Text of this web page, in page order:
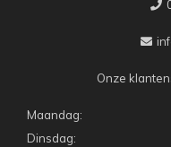
Onze
Maandag:
Dinsdag: